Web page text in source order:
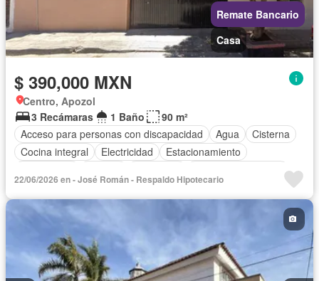
Remate Bancario
Casa
$ 390,000 MXN
Centro, Apozol
3 Recámaras
1 Baño
90 m²
Acceso para personas con discapacidad
Agua
Cisterna
Cocina integral
Electricidad
Estacionamiento
Wifi
Sin amueblar
22/06/2026 en - José Román - Respaldo Hipotecario